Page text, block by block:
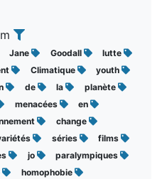
Jane Goodall
lutte
Climatique
youth
de la
planète
menacées
en
change
séries
films
jo
paralympiques
homophobie